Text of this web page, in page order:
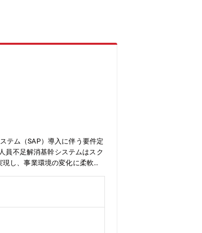
テム（SAP）導入に伴う要件定
員不足解消基幹システムはスク
し、事業環境の変化に柔軟に
非常に重要なプロジェクトで
進めていく予定です。ご経験を
。【募集部門】ITソリューショ